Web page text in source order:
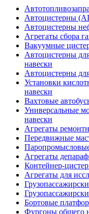
Автоцистерны
Автоцистерны
Агрегаты сбора
Вакуумные
Автоцистерны
навески
Автоцистерны
Установки
навески
Вахтовые
Универсальные
навески
Агрегаты
Передвижные
Агрегаты
Контейнер-
Агрегаты для
Бортовые
Фургоны общего